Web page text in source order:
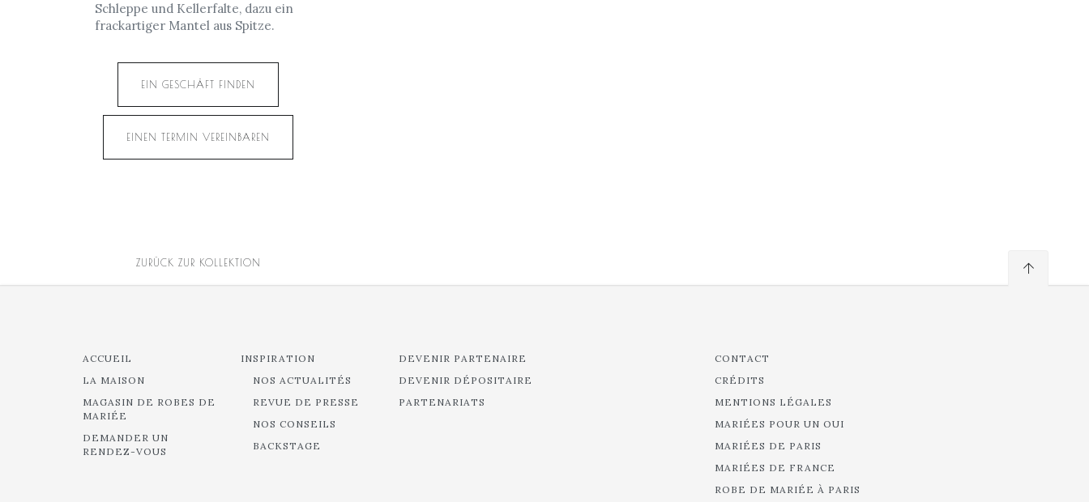
Schleppe und Kellerfalte, dazu ein
frackartiger Mantel aus Spitze.
EIN GESCHÄFT FINDEN
EINEN TERMIN VEREINBAREN
ZURÜCK ZUR KOLLEKTION
ACCUEIL
LA MAISON
MAGASIN DE ROBES DE
MARIÉE
DEMANDER UN
RENDEZ-VOUS
INSPIRATION
NOS ACTUALITÉS
REVUE DE PRESSE
NOS CONSEILS
BACKSTAGE
DEVENIR PARTENAIRE
DEVENIR DÉPOSITAIRE
PARTENARIATS
CONTACT
CRÉDITS
MENTIONS LÉGALES
MARIÉES POUR UN OUI
MARIÉES DE PARIS
MARIÉES DE FRANCE
ROBE DE MARIÉE À PARIS